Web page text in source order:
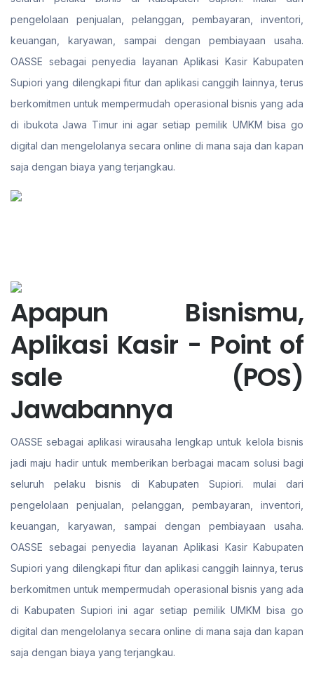
pengelolaan penjualan, pelanggan, pembayaran, inventori,
keuangan, karyawan, sampai dengan pembiayaan usaha.
OASSE sebagai penyedia layanan Aplikasi Kasir Kabupaten
Supiori yang dilengkapi fitur dan aplikasi canggih lainnya, terus
berkomitmen untuk mempermudah operasional bisnis yang ada
di ibukota Jawa Timur ini agar setiap pemilik UMKM bisa go
digital dan mengelolanya secara online di mana saja dan kapan
saja dengan biaya yang terjangkau.
Apapun Bisnismu,
Aplikasi Kasir - Point of
sale (POS)
Jawabannya
OASSE sebagai aplikasi wirausaha lengkap untuk kelola bisnis
jadi maju hadir untuk memberikan berbagai macam solusi bagi
seluruh pelaku bisnis di Kabupaten Supiori. mulai dari
pengelolaan penjualan, pelanggan, pembayaran, inventori,
keuangan, karyawan, sampai dengan pembiayaan usaha.
OASSE sebagai penyedia layanan Aplikasi Kasir Kabupaten
Supiori yang dilengkapi fitur dan aplikasi canggih lainnya, terus
berkomitmen untuk mempermudah operasional bisnis yang ada
di Kabupaten Supiori ini agar setiap pemilik UMKM bisa go
digital dan mengelolanya secara online di mana saja dan kapan
saja dengan biaya yang terjangkau.